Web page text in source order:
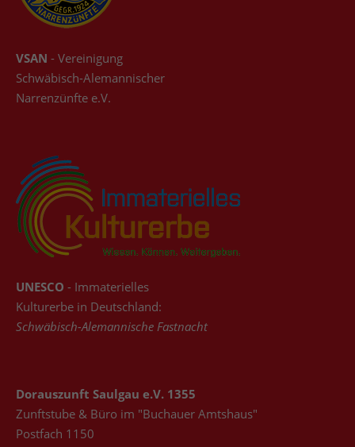
VSAN - Vereinigung
Schwäbisch-Alemannischer
Narrenzünfte e.V.
UNESCO - Immaterielles
Kulturerbe in Deutschland:
Schwäbisch-Alemannische Fastnacht
Dorauszunft Saulgau e.V. 1355
Zunftstube & Büro im "Buchauer Amtshaus"
Postfach 1150